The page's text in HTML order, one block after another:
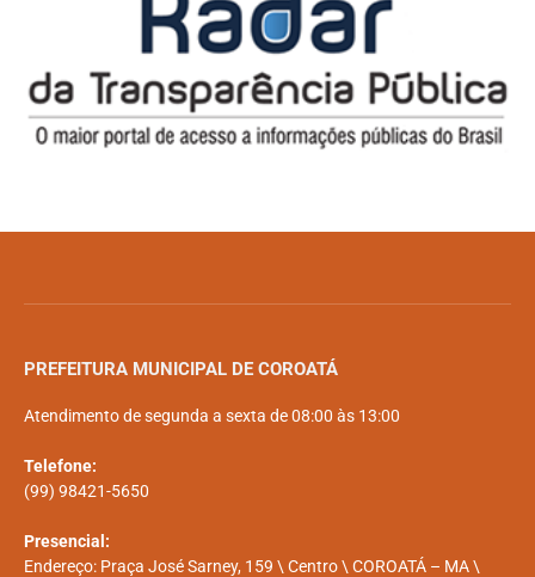
PREFEITURA MUNICIPAL DE COROATÁ
Atendimento de segunda a sexta de 08:00 às 13:00
Telefone:
(99) 98421-5650
Presencial:
Endereço: Praça José Sarney, 159 \ Centro \ COROATÁ – MA \